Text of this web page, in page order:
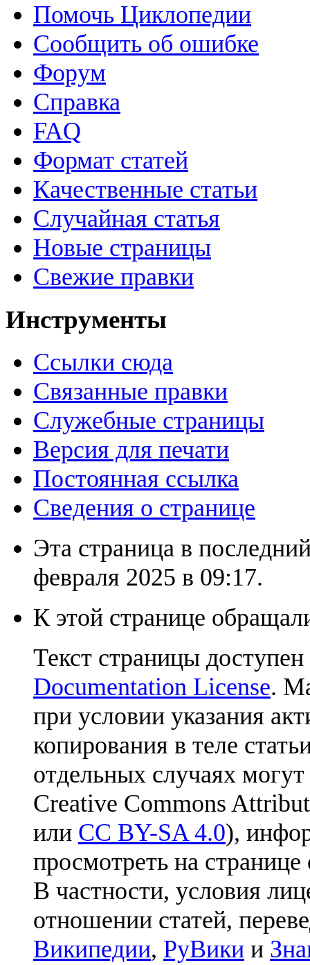
Помочь Циклопедии
Сообщить об ошибке
Форум
Справка
FAQ
Формат статей
Качественные статьи
Случайная статья
Новые страницы
Свежие правки
Инструменты
Ссылки сюда
Связанные правки
Служебные страницы
Версия для печати
Постоянная ссылка
Сведения о странице
Эта страница в
февраля 2025 в 09:17.
К этой странице
Текст страницы
Documentation License.
при условии указания
копирования в теле
отдельных случаях
Creative Commons
или CC BY-SA 4.0),
просмотреть на
В частности, условия
отношении статей,
Википедии, РуВики и